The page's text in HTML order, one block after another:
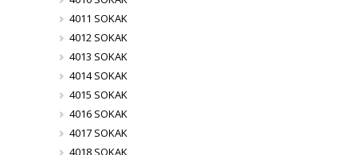
4011 SOKAK
4012 SOKAK
4013 SOKAK
4014 SOKAK
4015 SOKAK
4016 SOKAK
4017 SOKAK
4018 SOKAK